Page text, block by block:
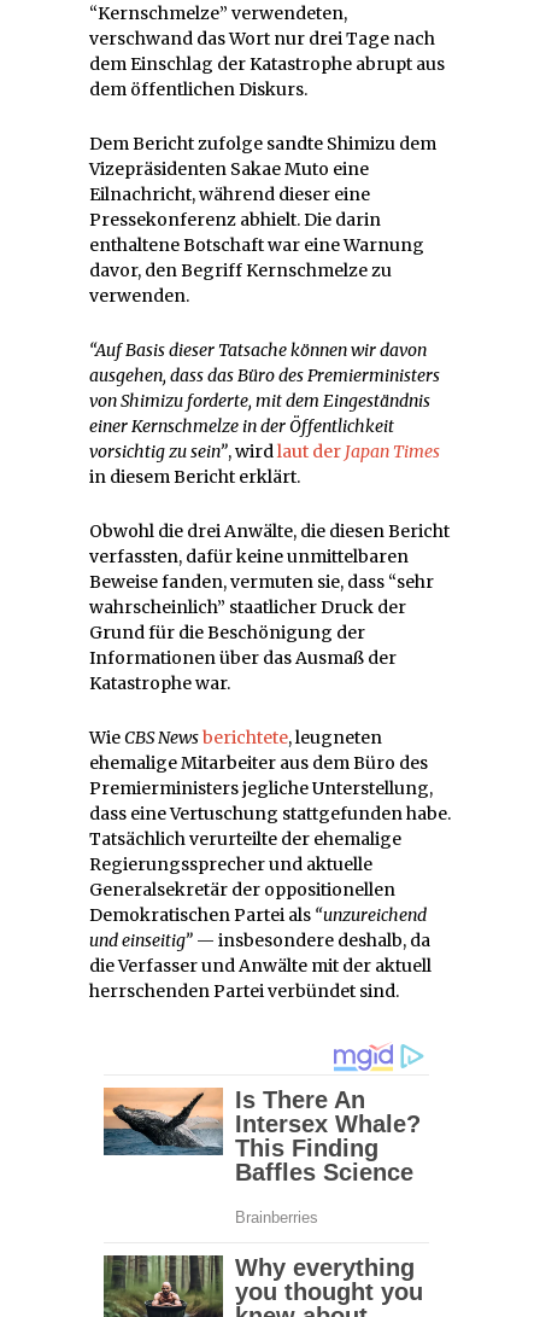
“Kernschmelze” verwendeten,
verschwand das Wort nur drei Tage nach
dem Einschlag der Katastrophe abrupt aus
dem öffentlichen Diskurs.
Dem Bericht zufolge sandte Shimizu dem
Vizepräsidenten Sakae Muto eine
Eilnachricht, während dieser eine
Pressekonferenz abhielt. Die darin
enthaltene Botschaft war eine Warnung
davor, den Begriff Kernschmelze zu
verwenden.
“Auf Basis dieser Tatsache können wir davon
ausgehen, dass das Büro des Premierministers
von Shimizu forderte, mit dem Eingeständnis
einer Kernschmelze in der Öffentlichkeit
vorsichtig zu sein”, wirdlaut der Japan Times
in diesem Bericht erklärt.
Obwohl die drei Anwälte, die diesen Bericht
verfassten, dafür keine unmittelbaren
Beweise fanden, vermuten sie, dass “sehr
wahrscheinlich” staatlicher Druck der
Grund für die Beschönigung der
Informationen über das Ausmaß der
Katastrophe war.
WieCBS Newsberichtete, leugneten
ehemalige Mitarbeiter aus dem Büro des
Premierministers jegliche Unterstellung,
dass eine Vertuschung stattgefunden habe.
Tatsächlich verurteilte der ehemalige
Regierungssprecher und aktuelle
Generalsekretär der oppositionellen
Demokratischen Partei als “unzureichend
und einseitig” — insbesondere deshalb, da
die Verfasser und Anwälte mit der aktuell
herrschenden Partei verbündet sind.